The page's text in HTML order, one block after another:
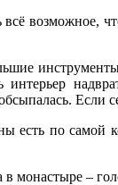
возможное,
Если
есть по самой
монастыре –